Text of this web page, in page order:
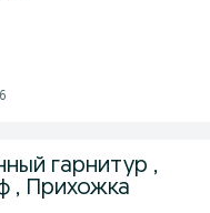
гарнитур ,
, Прихожка